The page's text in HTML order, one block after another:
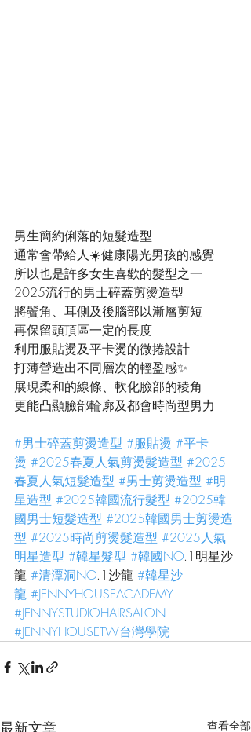
男生簡約俐落的短髮造型
通常會帶給人☀️健康陽光男孩的感覺
所以也是許多女生喜歡的髮型之一
2025流行的男士碎蓋剪燙造型
將鬢角、耳側及後腦部以漸層剪短
再保留頭頂區一定的長度
利用服貼燙及平卡燙的微捲設計
打薄營造出不同層次的輕盈感✨
展現柔和的線條、軟化臉部的稜角
更能凸顯臉部輪廓及都會時尚型男力
#男士碎蓋剪燙造型 #服貼燙 #平卡
燙 #2025春夏人氣剪燙髮造型 #2025
春夏人氣短髮造型 #男士剪燙造型 #明
星造型 #2025韓國流行髮型 #2025韓
國男士短髮造型 #2025韓國男士剪燙造
型 #2025時尚剪燙髮造型 #2025人氣
明星造型 #韓星髮型 #韓國NO.1明星沙
龍 #清潭洞NO.1沙龍 #韓星沙
龍 #JENNYHOUSEACADEMY
#JENNYSTUDIOHAIRSALON
#JENNYHOUSETW台灣學院
最新文章 查看全部